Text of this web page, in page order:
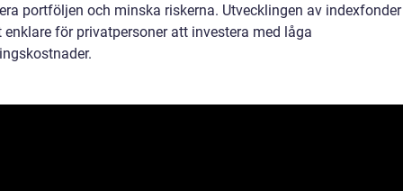
portföljen och minska riskerna. Utvecklingen av
enklare för privatpersoner att investera med låga